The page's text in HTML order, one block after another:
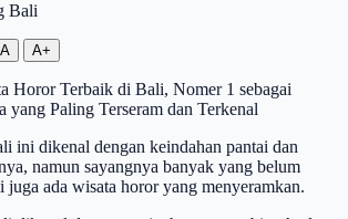
Bali
A A+
Horor Terbaik di Bali, Nomer 1 sebagai
yang Paling Terseram dan Terkenal
ini dikenal dengan keindahan pantai dan
namun sayangnya banyak yang belum
ada wisata horor yang menyeramkan.